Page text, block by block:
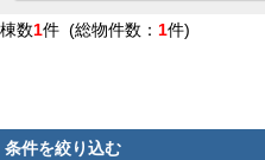
棟数1件 (総物件数： 1件)
条件を絞り込む